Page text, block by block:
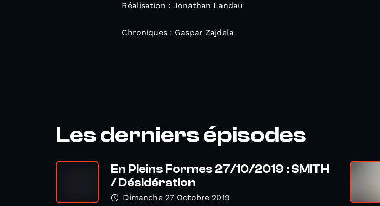
Réalisation : Jonathan Landau
Chroniques : Gaspar Zajdela
Les derniers épisodes
En Pleins Formes 27/10/2019 : SMITH
/ Désidération
Dimanche 27 Octobre 2019